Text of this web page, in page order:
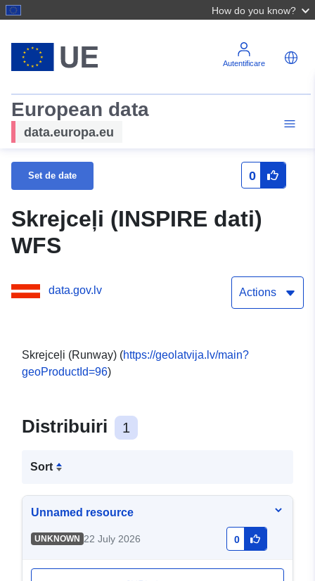
How do you know?
Autentificare
European data
data.europa.eu
Set de date 0
Skrejceļi (INSPIRE dati)
WFS
data.gov.lv Actions
Skrejceļi (Runway) (https://geolatvija.lv/main?
geoProductId=96)
Distribuiri 1
Sort
Unnamed resource
UNKNOWN 22 July 2026 0